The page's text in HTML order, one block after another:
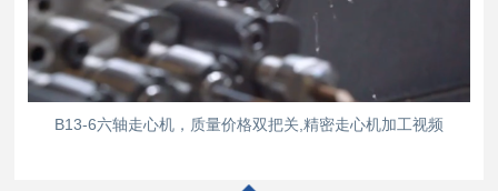
B13-6六轴走心机，质量价格双把关,精密走心机加工视频